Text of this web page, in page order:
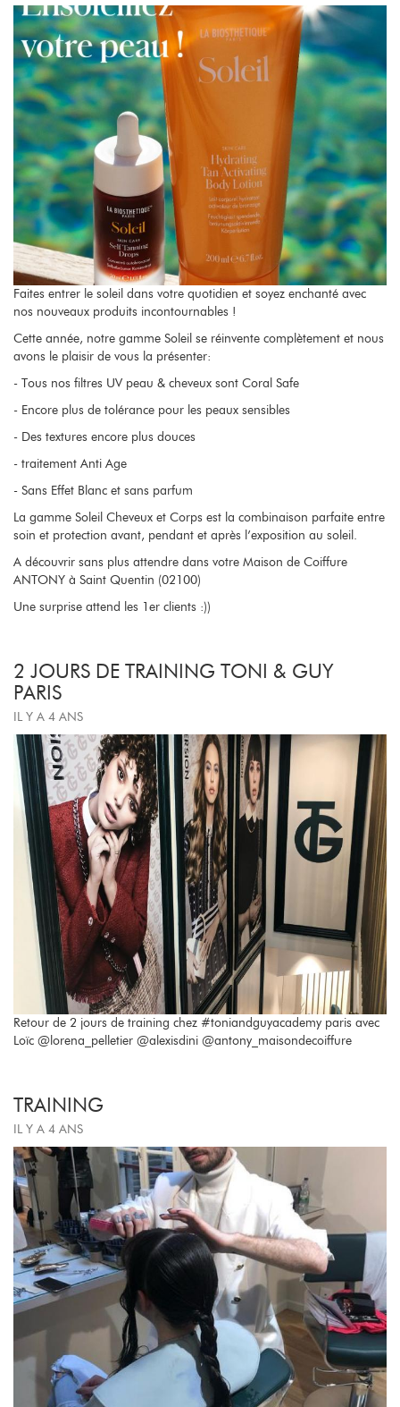
Faites entrer le soleil dans votre quotidien et soyez enchanté avec
nos nouveaux produits incontournables !
Cette année, notre gamme Soleil se réinvente complètement et nous
avons le plaisir de vous la présenter:
- Tous nos filtres UV peau & cheveux sont Coral Safe
- Encore plus de tolérance pour les peaux sensibles
- Des textures encore plus douces
- traitement Anti Age
- Sans Effet Blanc et sans parfum
La gamme Soleil Cheveux et Corps est la combinaison parfaite entre
soin et protection avant, pendant et après l’exposition au soleil.
A découvrir sans plus attendre dans votre Maison de Coiffure
ANTONY à Saint Quentin (02100)
Une surprise attend les 1er clients :))
2 JOURS DE TRAINING TONI & GUY
PARIS
IL Y A 4 ANS
Retour de 2 jours de training chez #toniandguyacademy paris avec
Loïc @lorena_pelletier @alexisdini @antony_maisondecoiffure
TRAINING
IL Y A 4 ANS